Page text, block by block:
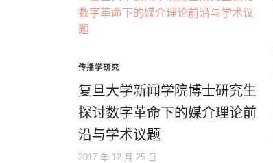
传播学研究
复旦大学新闻学院博士研究生
探讨数字革命下的媒介理论前
沿与学术议题
2017 年 12 月 25 日